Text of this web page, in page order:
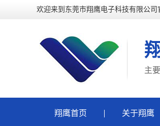
欢迎来到东莞市翔鹰电子科技有限公司
主
翔鹰首页 关于翔鹰